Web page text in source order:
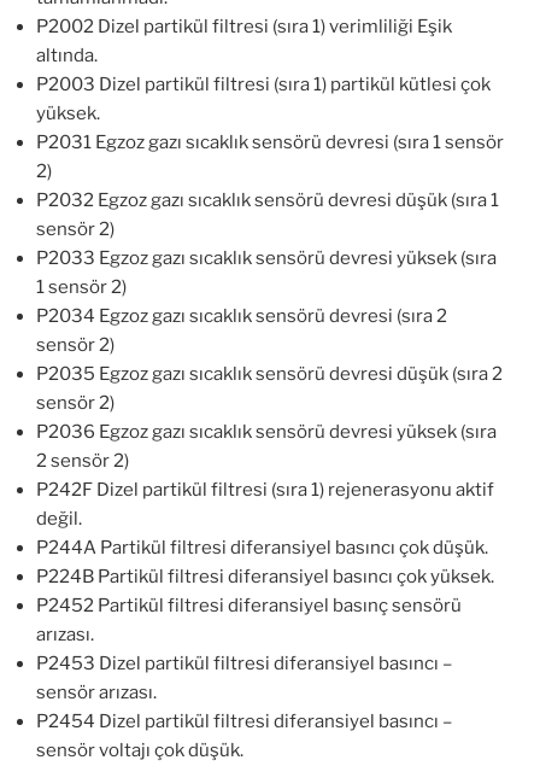
P2002 Dizel partikül filtresi (sıra 1) verimliliği Eşik
altında.
P2003 Dizel partikül filtresi (sıra 1) partikül kütlesi çok
yüksek.
P2031 Egzoz gazı sıcaklık sensörü devresi (sıra 1 sensör
2)
P2032 Egzoz gazı sıcaklık sensörü devresi düşük (sıra 1
sensör 2)
P2033 Egzoz gazı sıcaklık sensörü devresi yüksek (sıra
1 sensör 2)
P2034 Egzoz gazı sıcaklık sensörü devresi (sıra 2
sensör 2)
P2035 Egzoz gazı sıcaklık sensörü devresi düşük (sıra 2
sensör 2)
P2036 Egzoz gazı sıcaklık sensörü devresi yüksek (sıra
2 sensör 2)
P242F Dizel partikül filtresi (sıra 1) rejenerasyonu aktif
değil.
P244A Partikül filtresi diferansiyel basıncı çok düşük.
P224B Partikül filtresi diferansiyel basıncı çok yüksek.
P2452 Partikül filtresi diferansiyel basınç sensörü
arızası.
P2453 Dizel partikül filtresi diferansiyel basıncı –
sensör arızası.
P2454 Dizel partikül filtresi diferansiyel basıncı –
sensör voltajı çok düşük.